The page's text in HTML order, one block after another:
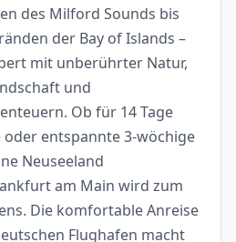
des Milford Sounds bis
der Bay of Islands –
mit unberührter Natur,
und
Ob für 14 Tage
oder entspannte 3-wöchige
Neuseeland
am Main wird zum
Die komfortable Anreise
Flughafen macht